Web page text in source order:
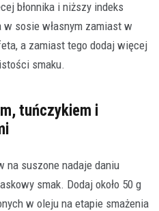
błonnika i niższy indeks
sosie własnym zamiast w
a zamiast tego dodaj więcej
smaku.
tuńczykiem i
na suszone nadaje daniu
smak. Dodaj około 50 g
w oleju na etapie smażenia